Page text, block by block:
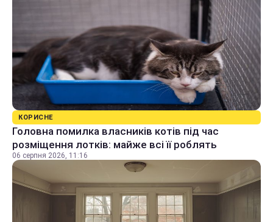
КОРИСНЕ
Головна помилка власників котів під час
розміщення лотків: майже всі її роблять
06 серпня 2026, 11:16